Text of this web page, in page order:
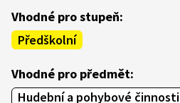
Vhodné pro stupeň:
Předškolní
Vhodné pro předmět:
Hudební a pohybové činnosti